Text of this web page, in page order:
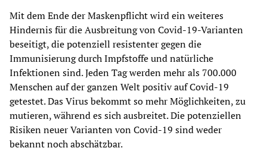
Mit dem Ende der Maskenpflicht wird ein weiteres
Hindernis für die Ausbreitung von Covid-19-Varianten
beseitigt, die potenziell resistenter gegen die
Immunisierung durch Impfstoffe und natürliche
Infektionen sind. Jeden Tag werden mehr als 700.000
Menschen auf der ganzen Welt positiv auf Covid-19
getestet. Das Virus bekommt so mehr Möglichkeiten, zu
mutieren, während es sich ausbreitet. Die potenziellen
Risiken neuer Varianten von Covid-19 sind weder
bekannt noch abschätzbar.